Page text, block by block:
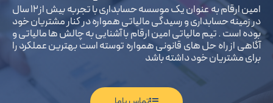
امین ارقام به عنوان یک موسسه حسابداری با تجربه بیش از12 سال
در زمینه حسابداری و رسیدگی مالیاتی همواره در کنار مشتریان خود
بوده است . تیم مالیاتی امین ارقام با آشنایی به چالش ها مالیاتی و
آگاهی از راه حل های قانونی همواره توسته است بهترین عملکرد را
برای مشتریان خود داشته باشد